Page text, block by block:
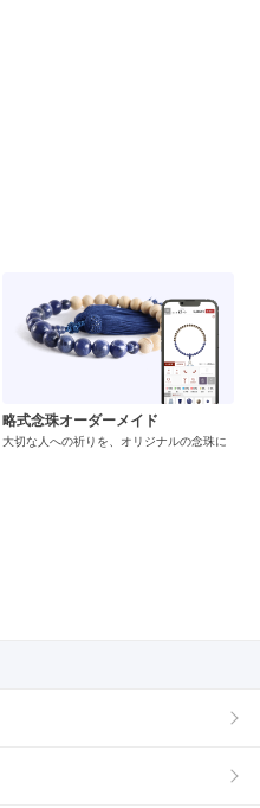
略式念珠オーダーメイド
大切な人への祈りを、オリジナルの念珠に